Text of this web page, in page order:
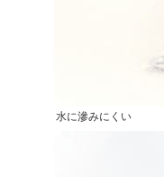
水に滲みにくい